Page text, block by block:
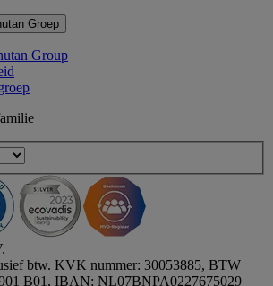
Groep
Group
btw. KVK nummer: 30053885, BTW
B01, IBAN: NL07BNPA0227675029